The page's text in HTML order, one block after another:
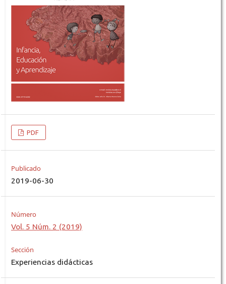
PDF
Publicado
2019-06-30
Número
Vol. 5 Núm. 2 (2019)
Sección
Experiencias didácticas